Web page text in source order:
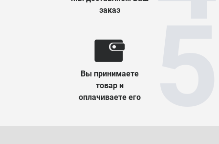
заказ
Вы принимаете
товар и
оплачиваете его